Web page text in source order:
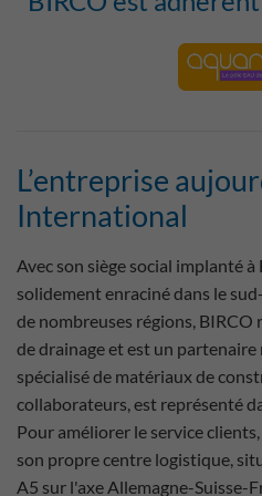
L’entreprise
International
Avec son siège social implanté
solidement enraciné dans le
de nombreuses régions, BIRCO
de drainage et est un
spécialisé de matériaux de
collaborateurs, est représenté
Pour améliorer le service
son propre centre logistique,
A5 sur l'axe Allemagne-Suisse-